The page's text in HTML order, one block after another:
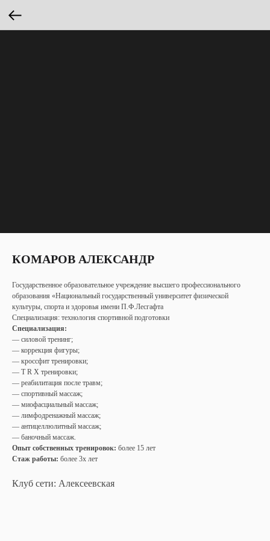
КОМАРОВ АЛЕКСАНДР
Государственное образовательное учреждение высшего профессионального
образования «Национальный государственный университет физической
культуры, спорта и здоровья имени П.Ф.Лесгафта
Специализация: технология спортивной подготовки
Специализация:
— силовой тренинг;
— коррекция фигуры;
— кроссфит тренировки;
— Т R X тренировки;
— реабилитация после травм;
— спортивный массаж;
— миофасциальный массаж;
— лимфодренажный массаж;
— антицеллюлитный массаж;
— баночный массаж.
Опыт собственных тренировок: более 15 лет
Стаж работы: более 3х лет
Клуб сети: Алексеевская